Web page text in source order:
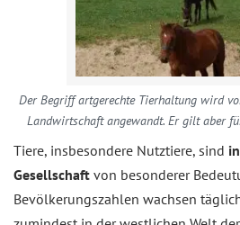
Der Begriff artgerechte Tierhaltung wird
Landwirtschaft angewandt. Er gilt aber
Tiere, insbesondere Nutztiere, sind
Gesellschaft von besonderer
Bevölkerungszahlen wachsen